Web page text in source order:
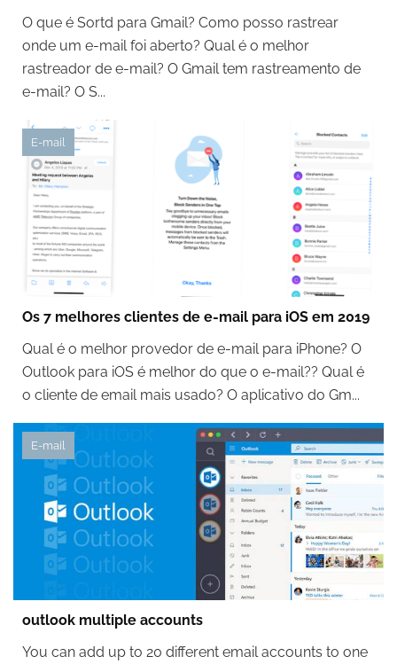
O que é Sortd para Gmail? Como posso rastrear
onde um e-mail foi aberto? Qual é o melhor
rastreador de e-mail? O Gmail tem rastreamento de
e-mail? O S...
E-mail
Os 7 melhores clientes de e-mail para iOS em 2019
Qual é o melhor provedor de e-mail para iPhone? O
Outlook para iOS é melhor do que o e-mail?? Qual é
o cliente de email mais usado? O aplicativo do Gm...
E-mail
outlook multiple accounts
You can add up to 20 different email accounts to one